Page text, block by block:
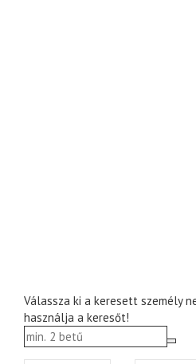
Válassza ki a keresett személy
használja a keresőt!